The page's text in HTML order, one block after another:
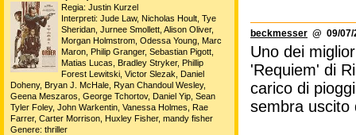
beckmesser @ 09/07/
Uno dei
'Requiem' di
carico di
sembra uscito
Regia: Justin Kurzel
Interpreti: Jude Law, Nicholas Hoult, Tye
Sheridan, Jurnee Smollett, Alison Oliver,
Morgan Holmstrom, Odessa Young, Marc
Maron, Philip Granger, Sebastian Pigott,
Matias Lucas, Bradley Stryker, Phillip
Forest Lewitski, Victor Slezak, Daniel
Doheny, Bryan J. McHale, Ryan Chandoul Wesley,
Geena Meszaros, George Tchortov, Daniel Yip, Sean
Tyler Foley, John Warkentin, Vanessa Holmes, Rae
Farrer, Carter Morrison, Huxley Fisher, mandy fisher
Genere: thriller